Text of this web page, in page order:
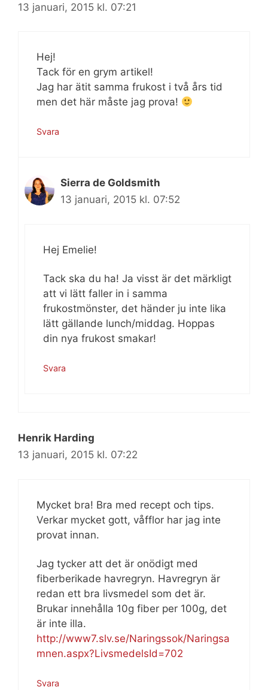
13 januari, 2015 kl. 07:21
Hej!
Tack för en grym artikel!
Jag har ätit samma frukost i två års tid
men det här måste jag prova!
Svara
Sierra de Goldsmith
13 januari, 2015 kl. 07:52
Hej Emelie!
Tack ska du ha! Ja visst är det märkligt
att vi lätt faller in i samma
frukostmönster, det händer ju inte lika
lätt gällande lunch/middag. Hoppas
din nya frukost smakar!
Svara
Henrik Harding
13 januari, 2015 kl. 07:22
Mycket bra! Bra med recept och tips.
Verkar mycket gott, våfflor har jag inte
provat innan.
Jag tycker att det är onödigt med
fiberberikade havregryn. Havregryn är
redan ett bra livsmedel som det är.
Brukar innehålla 10g fiber per 100g, det
är inte illa.
http://www7.slv.se/Naringssok/Naringsa
mnen.aspx?LivsmedelsId=702
Svara